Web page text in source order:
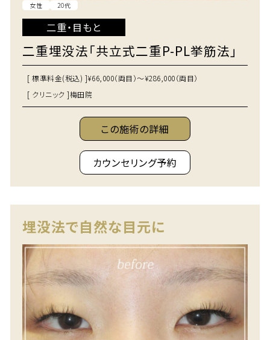
女性 20代
二重・目もと
二重埋没法「共立式二重P-PL挙筋法」
[ 標準料金(税込) ]¥66,000（両目）～¥286,000（両目）
[ クリニック ]梅田院
この施術の詳細
カウンセリング予約
埋没法で自然な目元に